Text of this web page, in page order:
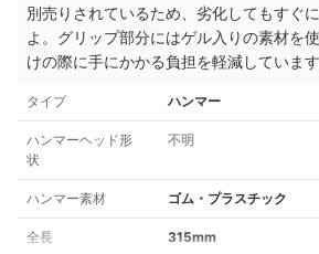
別売りされているため、劣化してもすぐ
よ。グリップ部分にはゲル入りの素材を
けの際に手にかかる負担を軽減しています
タイプ ハンマー
ハンマーヘッド形
状
不明
ハンマー素材 ゴム・プラスチック
全長 315mm